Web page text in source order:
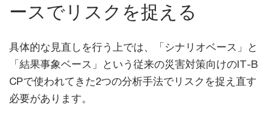
ースでリスクを捉える
具体的な見直しを行う上では、「シナリオベース」と
「結果事象ベース」という従来の災害対策向けのIT-B
CPで使われてきた2つの分析手法でリスクを捉え直す
必要があります。